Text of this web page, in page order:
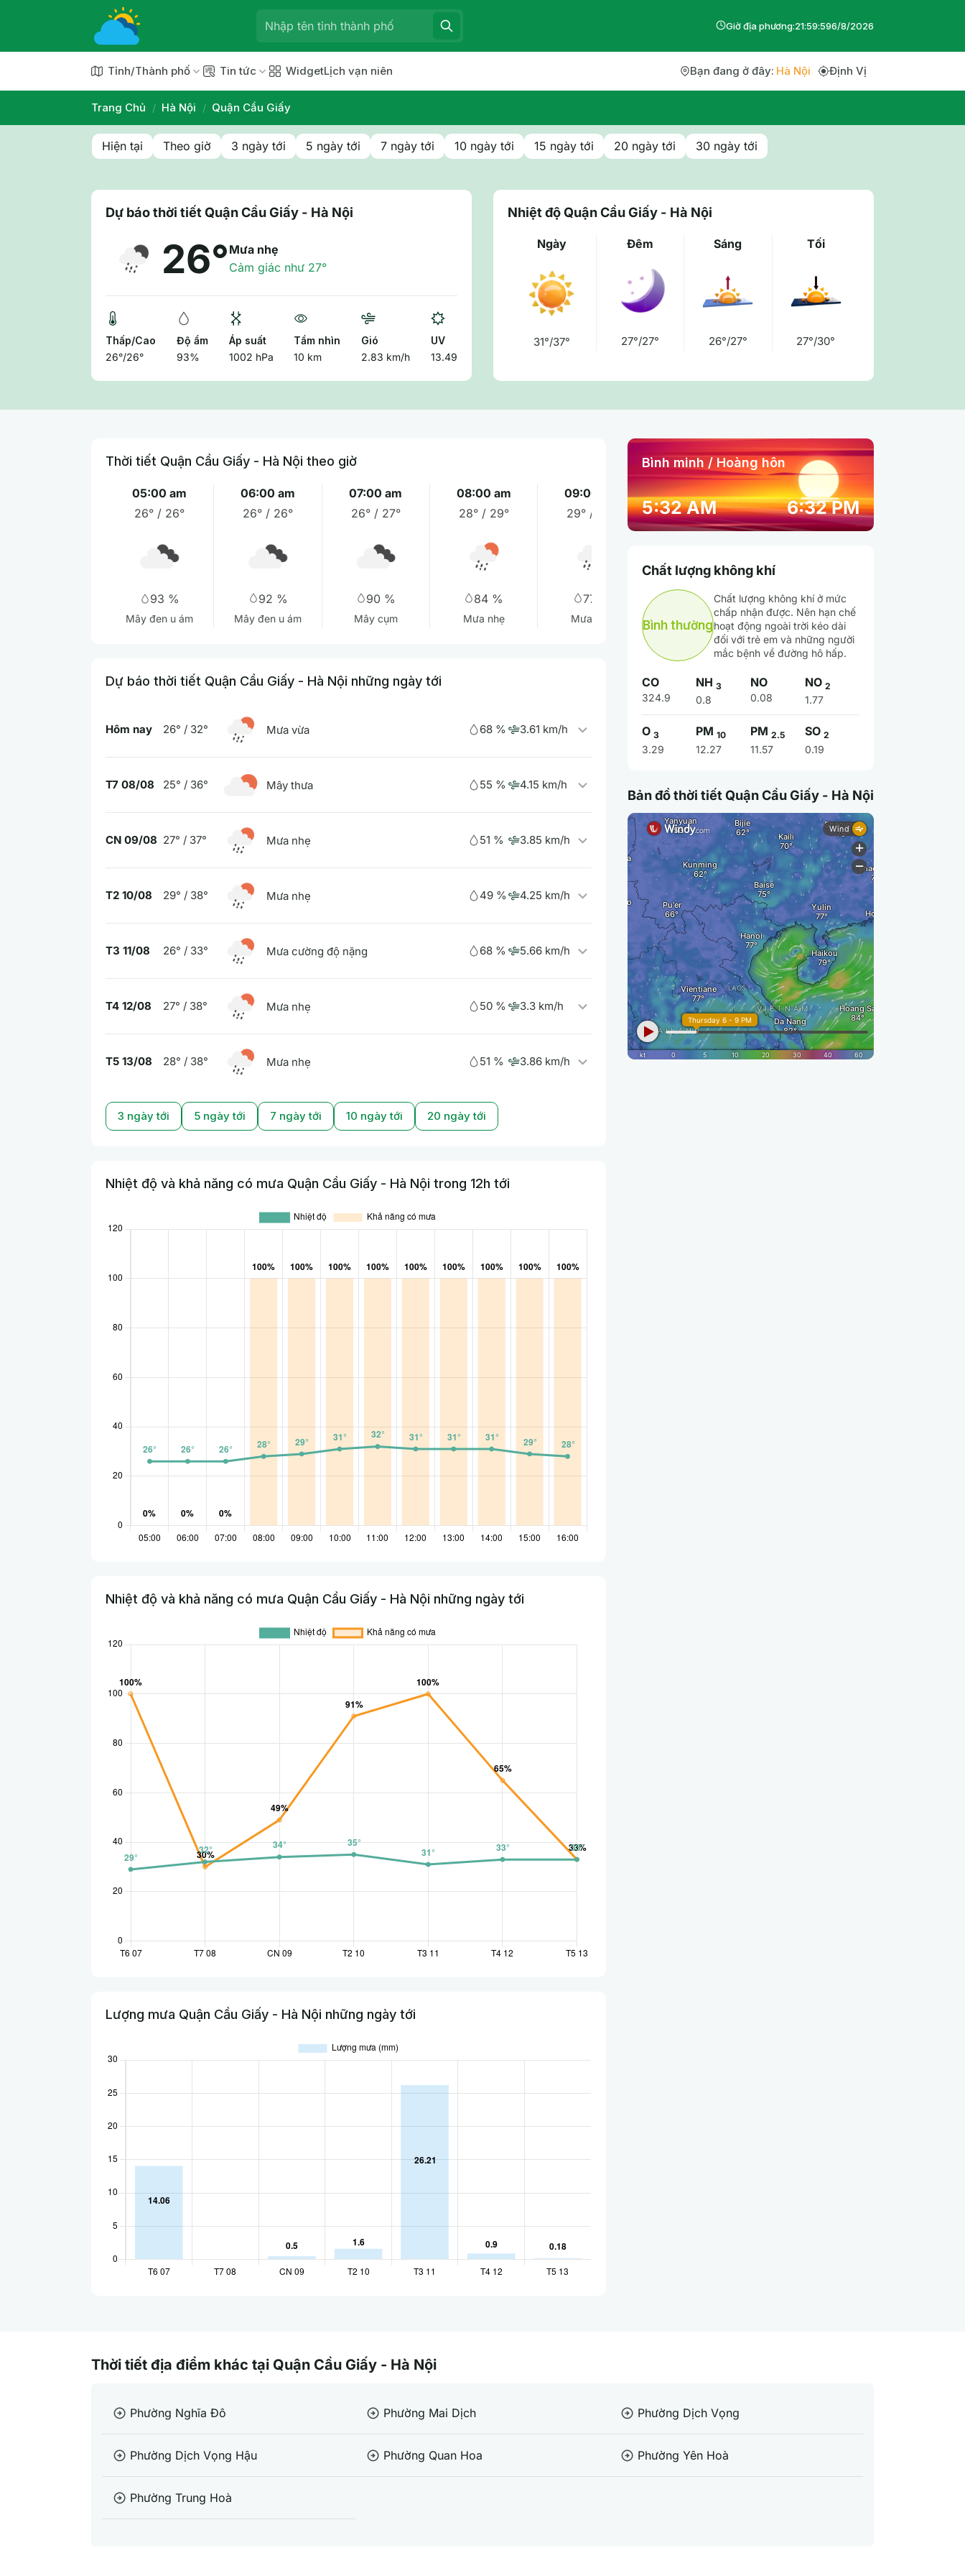
Giờ địa phương:22:0:06/8/2026
Tỉnh/Thành phố Tin tức WidgetLịch vạn niên Bạn đang ở đây: Hà Nội Định Vị
Trang Chủ / Hà Nội / Quận Cầu Giấy
Hiện tại Theo giờ 3 ngày tới 5 ngày tới 7 ngày tới 10 ngày tới 15 ngày tới 20 ngày tới 30 ngày tới
Dự báo thời tiết Quận Cầu Giấy - Hà Nội
26° Mưa nhẹ
Cảm giác như 27°
Thấp/Cao
26°/26°
Độ ẩm
93%
Áp suất
1002 hPa
Tầm nhìn
10 km
Gió
2.83 km/h
UV
13.49
Nhiệt độ Quận Cầu Giấy - Hà Nội
Ngày
31°/37°
Đêm
27°/27°
Sáng
26°/27°
Tối
27°/30°
Thời tiết Quận Cầu Giấy - Hà Nội theo giờ
05:00 am
26° / 26°
93 %
Mây đen u ám
06:00 am
26° / 26°
92 %
Mây đen u ám
07:00 am
26° / 27°
90 %
Mây cụm
08:00 am
28° / 29°
84 %
Mưa nhẹ
09:00 am
29° / 30°
77 %
Mưa nhẹ
10:00 am
31° / 31°
67 %
Mưa nhẹ
11:00 am
32° / 32°
66 %
Mưa vừa
Dự báo thời tiết Quận Cầu Giấy - Hà Nội những ngày tới
Hôm nay 26° / 32° Mưa vừa 68 % 3.61 km/h
T7 08/08 25° / 36° Mây thưa 55 % 4.15 km/h
CN 09/08 27° / 37° Mưa nhẹ 51 % 3.85 km/h
T2 10/08 29° / 38° Mưa nhẹ 49 % 4.25 km/h
T3 11/08 26° / 33° Mưa cường độ nặng 68 % 5.66 km/h
T4 12/08 27° / 38° Mưa nhẹ 50 % 3.3 km/h
T5 13/08 28° / 38° Mưa nhẹ 51 % 3.86 km/h
3 ngày tới 5 ngày tới 7 ngày tới 10 ngày tới 20 ngày tới
Nhiệt độ và khả năng có mưa Quận Cầu Giấy - Hà Nội trong 12h tới
Nhiệt độ và khả năng có mưa Quận Cầu Giấy - Hà Nội những ngày tới
Lượng mưa Quận Cầu Giấy - Hà Nội những ngày tới
Bình minh / Hoàng hôn
5:32 AM 6:32 PM
Chất lượng không khí
Bình thường
Chất lượng không khí ở mức
chấp nhận được. Nên hạn chế
hoạt động ngoài trời kéo dài
đối với trẻ em và những người
mắc bệnh về đường hô hấp.
CO
324.9
NH3
0.8
NO
0.08
NO2
1.77
O 3
3.29
PM10
12.27
PM2.5
11.57
SO2
0.19
Bản đồ thời tiết Quận Cầu Giấy - Hà Nội
Thời tiết địa điểm khác tại Quận Cầu Giấy - Hà Nội
arrow_circle_right Phường Nghĩa Đô arrow_circle_right Phường Mai Dịch arrow_circle_right Phường Dịch Vọng
arrow_circle_right Phường Dịch Vọng Hậu arrow_circle_right Phường Quan Hoa arrow_circle_right Phường Yên Hoà
arrow_circle_right Phường Trung Hoà